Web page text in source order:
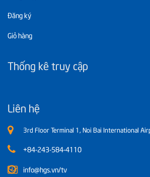
Đăng ký
Giỏ hàng
Thống kê truy cập
Liên hệ
3rd Floor Terminal 1, Noi Bai International
+84-243-584-4110
info@hgs.vn/tv